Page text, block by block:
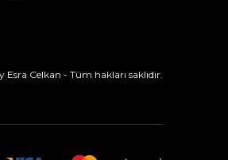
Celkan - Tüm hakları saklıdır.